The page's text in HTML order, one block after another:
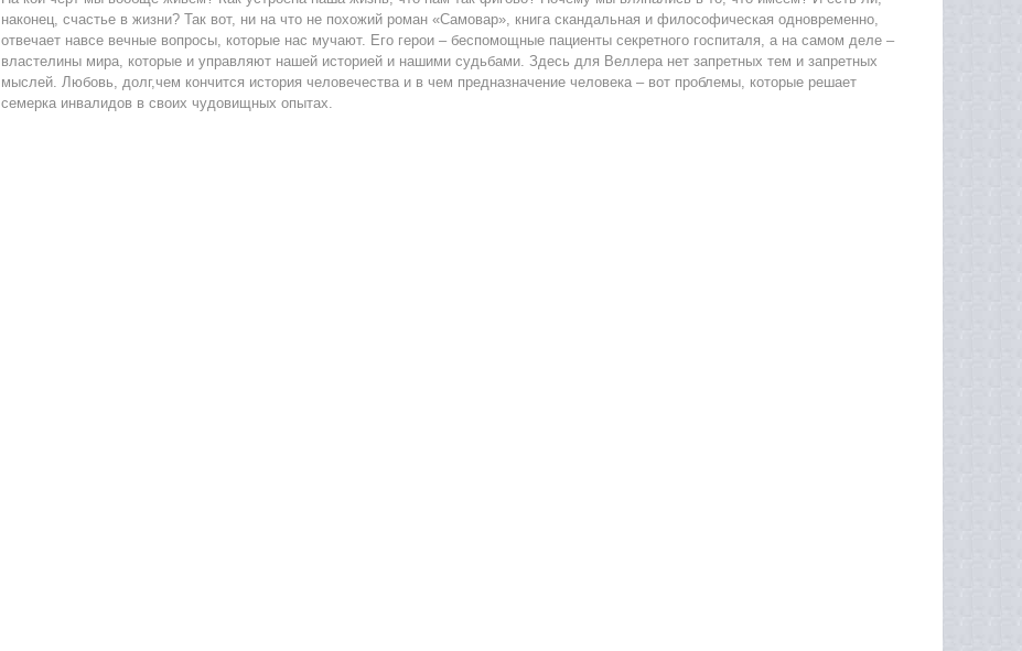
наконец, счастье в жизни? Так вот, ни на что не похожий роман «Самовар», книга скандальная и философическая одновременно,
отвечает навсе вечные вопросы, которые нас мучают. Его герои – беспомощные пациенты секретного госпиталя, а на самом деле –
властелины мира, которые и управляют нашей историей и нашими судьбами. Здесь для Веллера нет запретных тем и запретных
мыслей. Любовь, долг,чем кончится история человечества и в чем предназначение человека – вот проблемы, которые решает
семерка инвалидов в своих чудовищных опытах.